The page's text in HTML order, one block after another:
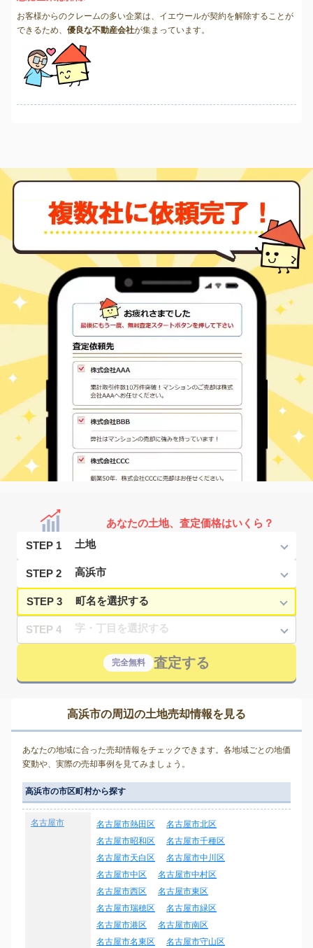
お客様からのクレームの多い企業は、イエウールが契約を解除することが
できるため、 優良な不動産会社が集まっています。
あなたの土地、査定価格はいくら？
STEP 1
STEP 2
STEP 3
STEP 4
完全無料 査定する
高浜市の周辺の土地売却情報を見る
あなたの地域に合った売却情報をチェックできます。各地域ごとの地価
変動や、実際の売却事例を見てみましょう。
高浜市の市区町村から探す
名古屋市 名古屋市熱田区
名古屋市北区
名古屋市昭和区
名古屋市千種区
名古屋市天白区
名古屋市中川区
名古屋市中区
名古屋市中村区
名古屋市西区
名古屋市東区
名古屋市瑞穂区
名古屋市緑区
名古屋市港区
名古屋市南区
名古屋市名東区
名古屋市守山区